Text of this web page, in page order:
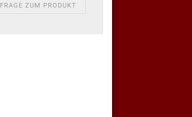
FRAGE ZUM PRODUKT